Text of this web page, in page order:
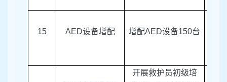
15 AED设备增配 增配AED设备150台
开展救护员初级培